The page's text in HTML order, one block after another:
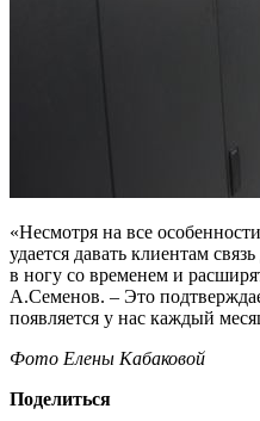
«Несмотря на все
удается давать клиентам
в ногу со временем и
А.Семенов. – Это
появляется у нас каждый
Фото Елены Кабаковой
Поделиться